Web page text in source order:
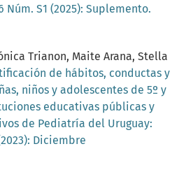
Núm. S1 (2025): Suplemento.
Trianon, Maite Arana, Stella
de hábitos, conductas y
niños y adolescentes de 5º y
educativas públicas y
de Pediatría del Uruguay:
Diciembre